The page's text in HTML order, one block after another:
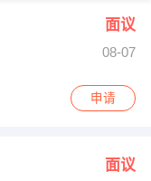
面议
08-07
申请
面议